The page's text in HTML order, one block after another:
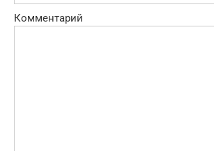
Комментарий